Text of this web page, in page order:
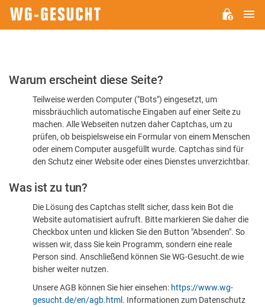
Bitte
dass
sind
Warum erscheint diese Seite?
Teilweise werden Computer ("Bots") eingesetzt, um
missbräuchlich automatische Eingaben auf einer Seite zu
machen. Alle Webseiten nutzen daher Captchas, um zu
prüfen, ob beispielsweise ein Formular von einem Menschen
oder einem Computer ausgefüllt wurde. Captchas sind für
den Schutz einer Website oder eines Dienstes unverzichtbar.
Was ist zu tun?
Die Lösung des Captchas stellt sicher, dass kein Bot die
Website automatisiert aufruft. Bitte markieren Sie daher die
Checkbox unten und klicken Sie den Button "Absenden". So
wissen wir, dass Sie kein Programm, sondern eine reale
Person sind. Anschließend können Sie WG-Gesucht.de wie
bisher weiter nutzen.
Unsere AGB können Sie hier einsehen: https://www.wg-
gesucht.de/en/agb.html . Informationen zum Datenschutz